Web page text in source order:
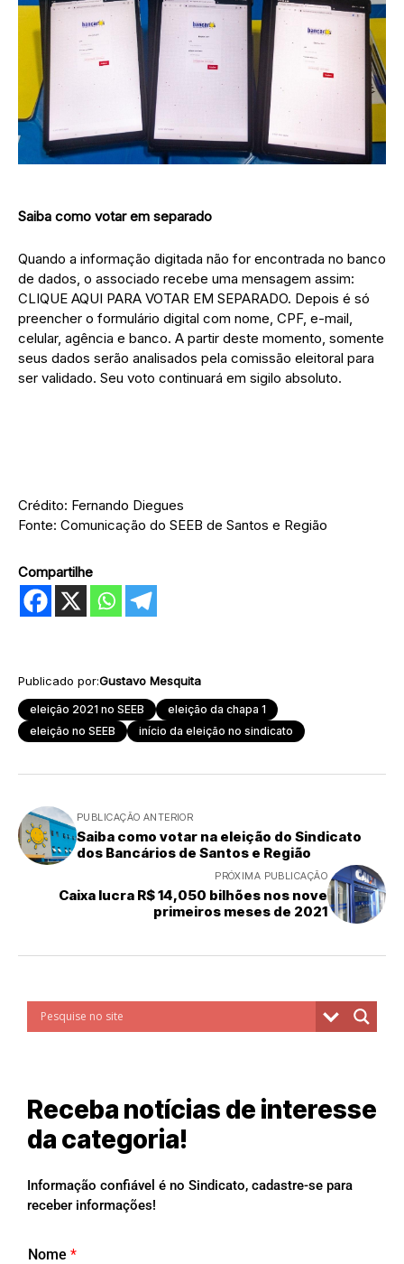
Saiba como votar em separado
Quando a informação digitada não for encontrada no banco
de dados, o associado recebe uma mensagem assim:
CLIQUE AQUI PARA VOTAR EM SEPARADO. Depois é só
preencher o formulário digital com nome, CPF, e-mail,
celular, agência e banco. A partir deste momento, somente
seus dados serão analisados pela comissão eleitoral para
ser validado. Seu voto continuará em sigilo absoluto.
Crédito: Fernando Diegues
Fonte: Comunicação do SEEB de Santos e Região
Compartilhe
Publicado por:Gustavo Mesquita
eleição 2021 no SEEB
eleição da chapa 1
eleição no SEEB
início da eleição no sindicato
PUBLICAÇÃO ANTERIOR
Saiba como votar na eleição do Sindicato
dos Bancários de Santos e Região
PRÓXIMA PUBLICAÇÃO
Caixa lucra R$ 14,050 bilhões nos nove
primeiros meses de 2021
Receba notícias de interesse
da categoria!
Informação confiável é no Sindicato, cadastre-se para
receber informações!
Nome *